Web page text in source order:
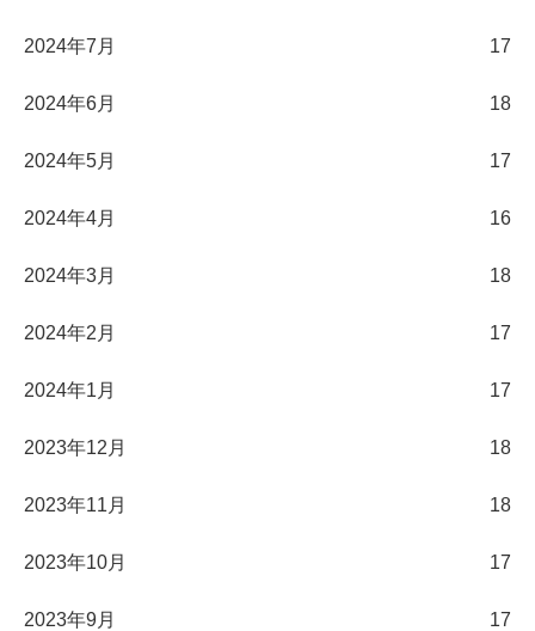
2024年7月 17
2024年6月 18
2024年5月 17
2024年4月 16
2024年3月 18
2024年2月 17
2024年1月 17
2023年12月 18
2023年11月 18
2023年10月 17
2023年9月 17